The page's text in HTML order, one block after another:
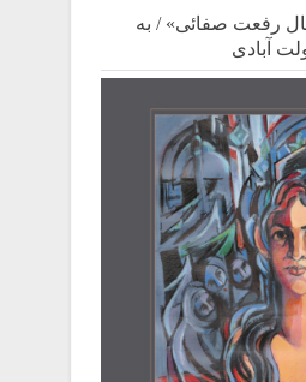
رفعت صفائی» / به
آبادی